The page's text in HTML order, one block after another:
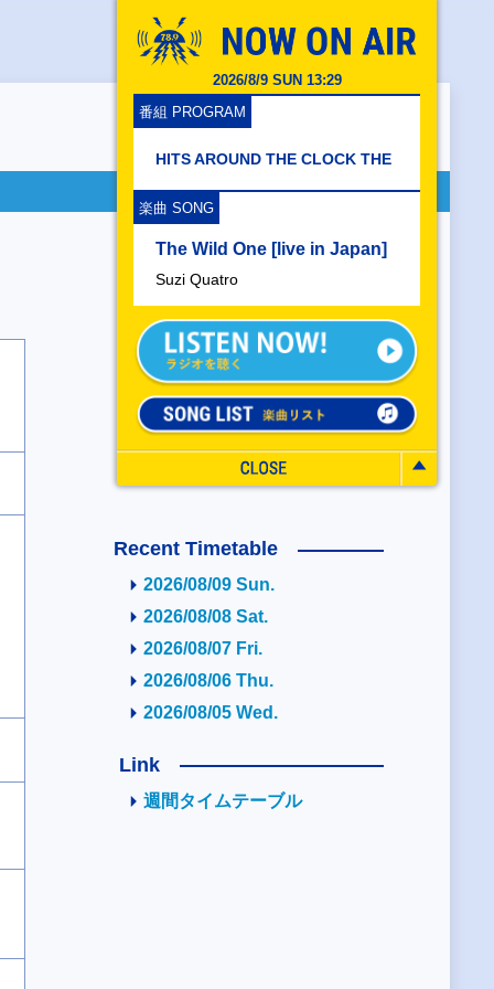
2026/8/9 SUN 13:29
番組 PROGRAM
HITS AROUND THE CLOCK THE
楽曲 SONG
The Wild One [live in Japan]
Suzi Quatro
Recent Timetable
2026/08/09 Sun.
2026/08/08 Sat.
2026/08/07 Fri.
2026/08/06 Thu.
2026/08/05 Wed.
Link
週間タイムテーブル